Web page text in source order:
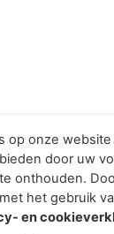
op onze
door uw
onthouden.
het gebruik
en